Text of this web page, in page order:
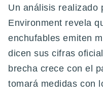
Un análisis realizado
Environment revela
enchufables emiten
dicen sus cifras
brecha crece con el
tomará medidas con